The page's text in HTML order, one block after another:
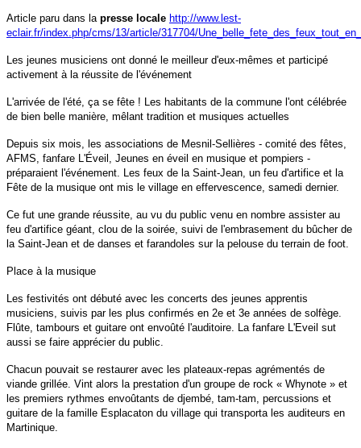
Article paru dans la presse locale http://www.lest-
eclair.fr/index.php/cms/13/article/317704/
Les jeunes musiciens ont donné le meilleur d'eux-mêmes et participé
activement à la réussite de l'événement
L'arrivée de l'été, ça se fête ! Les habitants de la commune l'ont célébrée
de bien belle manière, mêlant tradition et musiques actuelles
Depuis six mois, les associations de Mesnil-Sellières - comité des fêtes,
AFMS, fanfare L'Éveil, Jeunes en éveil en musique et pompiers -
préparaient l'événement. Les feux de la Saint-Jean, un feu d'artifice et la
Fête de la musique ont mis le village en effervescence, samedi dernier.
Ce fut une grande réussite, au vu du public venu en nombre assister au
feu d'artifice géant, clou de la soirée, suivi de l'embrasement du bûcher de
la Saint-Jean et de danses et farandoles sur la pelouse du terrain de foot.
Place à la musique
Les festivités ont débuté avec les concerts des jeunes apprentis
musiciens, suivis par les plus confirmés en 2e et 3e années de solfège.
Flûte, tambours et guitare ont envoûté l'auditoire. La fanfare L'Eveil sut
aussi se faire apprécier du public.
Chacun pouvait se restaurer avec les plateaux-repas agrémentés de
viande grillée. Vint alors la prestation d'un groupe de rock « Whynote » et
les premiers rythmes envoûtants de djembé, tam-tam, percussions et
guitare de la famille Esplacaton du village qui transporta les auditeurs en
Martinique.